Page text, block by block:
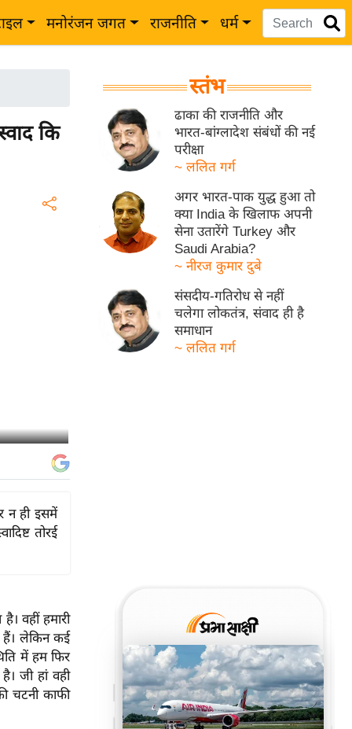
मनोरंजन जगत राजनीति धर्म
कि
न ही इसमें
तोरई
वहीं हमारी
हैं। लेकिन कई
में हम फिर
जी हां वही
चटनी काफी
स्तंभ
ढाका की राजनीति और
भारत-बांग्लादेश संबंधों की नई
परीक्षा
~ ललित गर्ग
अगर भारत-पाक युद्ध हुआ तो
क्या India के खिलाफ अपनी
सेना उतारेंगे Turkey और
Saudi Arabia?
~ नीरज कुमार दुबे
संसदीय-गतिरोध से नहीं
चलेगा लोकतंत्र, संवाद ही है
समाधान
~ ललित गर्ग